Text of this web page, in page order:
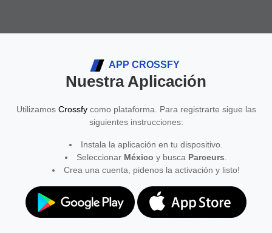
APP CROSSFY
Nuestra Aplicación
Utilizamos Crossfycomo plataforma. Para registrarte sigue las
siguientes instrucciones:
Instala la aplicación en tu dispositivo.
Seleccionar México y busca Parceurs
Crea una cuenta, pidenos la activación y listo!